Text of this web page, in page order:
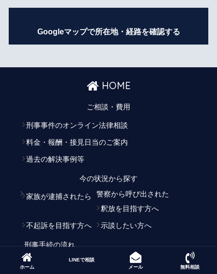
Googleマップで所在地・経路を確認する
HOME
ご相談・費用
刑事事件のオンライン法律相談
料金・報酬・接見日当のご案内
過去の解決事例等
今の状況から探す
家族が逮捕されたら
警察から呼び出された
釈放を目指す方へ
不起訴を目指す方へ 示談したい方へ
刑事手続の流れ
事件別弁護内
ホーム
LINEで相談
メール
無料相談